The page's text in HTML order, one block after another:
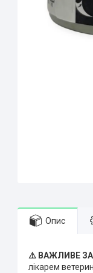
Опис
⚠️ ВАЖЛИВЕ
лікарем